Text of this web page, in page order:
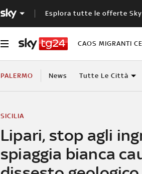
Esplora tutte le offerte Sky
CAOS MIGRANTI
PALERMO News Tutte Le Città
Lipari, stop agli
spiaggia bianca
SICILIA